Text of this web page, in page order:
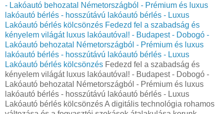
- Lakóautó behozatal Németországból - Prémium és luxus
lakóautó bérlés - hosszútávú lakóautó bérlés - Luxus
Lakóautó bérlés kölcsönzés Fedezd fel a szabadság és
kényelem világát luxus lakóautóval! - Budapest - Dobogó -
Lakóautó behozatal Németországból - Prémium és luxus
lakóautó bérlés - hosszútávú lakóautó bérlés - Luxus
Lakóautó bérlés kölcsönzés Fedezd fel a szabadság és
kényelem világát luxus lakóautóval! - Budapest - Dobogó -
Lakóautó behozatal Németországból - Prémium és luxus
lakóautó bérlés - hosszútávú lakóautó bérlés - Luxus
Lakóautó bérlés kölcsönzés A digitális technológia rohamos